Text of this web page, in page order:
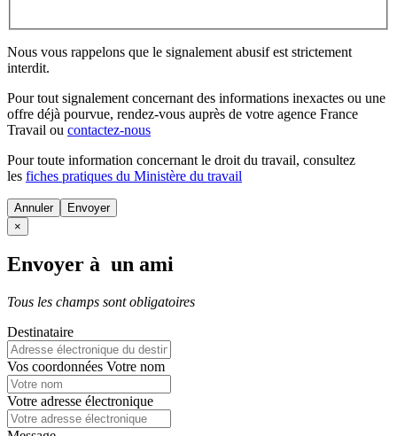
Nous vous rappelons que le signalement abusif est strictement
interdit.
Pour tout signalement concernant des informations inexactes ou une
offre déjà pourvue, rendez-vous auprès de votre agence France
Travail ou contactez-nous
Pour toute information concernant le droit du travail, consultez
les fiches pratiques du Ministère du travail
Annuler
×
Envoyer à un ami
Tous les champs sont obligatoires
Destinataire
Vos coordonnées Votre nom
Votre adresse électronique